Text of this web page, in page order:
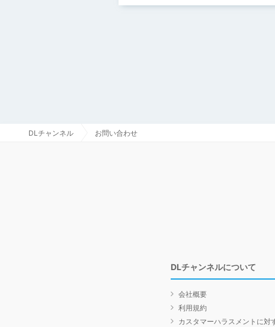
DLチャンネル お問い合わせ
DLチャンネルについて
会社概要
利用規約
カスタマーハラスメントに対